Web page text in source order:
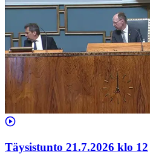
Täysistunto 21.7.2026 klo 12